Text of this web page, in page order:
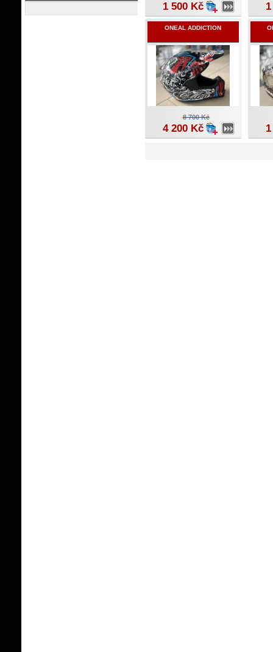
1 500 Kč
ONEAL ADDICTION
8 700 Kč
4 200 Kč